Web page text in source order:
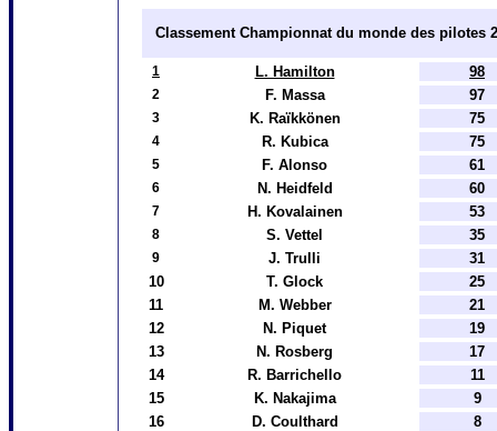
Classement Championnat du monde des pilotes
1 L. Hamilton 98
2 F. Massa 97
3 K. Raïkkönen 75
4 R. Kubica 75
5 F. Alonso 61
6 N. Heidfeld 60
7 H. Kovalainen 53
8 S. Vettel 35
9 J. Trulli
31
10
T. Glock
25
11
M. Webber
21
12
N. Piquet
19
13
N. Rosberg
17
14
R. Barrichello
11
15
K. Nakajima
9
16
D. Coulthard
8